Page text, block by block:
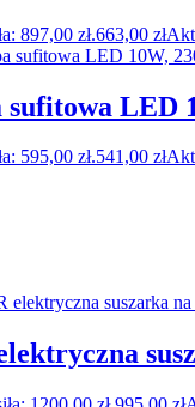
897,00 zł.663,00 zł
LED
595,00 zł.541,00 zł